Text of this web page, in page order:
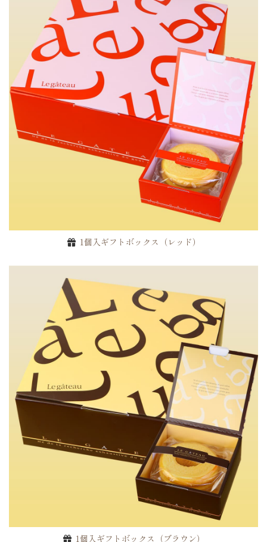
1個入ギフトボックス（レッド）
1個入ギフトボックス（ブラウン）
ご注文手続きに進む